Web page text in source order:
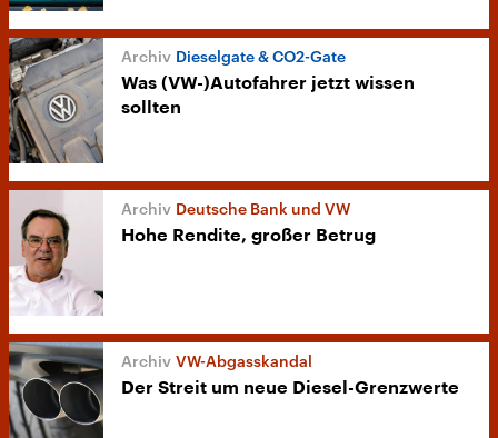
Dieselgate & CO2-Gate
Was (VW-)Autofahrer jetzt wissen
sollten
Deutsche Bank und VW
Hohe Rendite, großer Betrug
VW-Abgasskandal
Der Streit um neue Diesel-Grenzwerte